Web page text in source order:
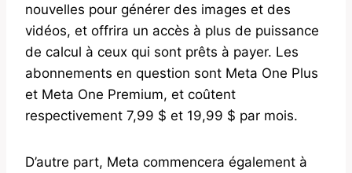
nouvelles pour générer des images et des
vidéos, et offrira un accès à plus de puissance
de calcul à ceux qui sont prêts à payer. Les
abonnements en question sont Meta One Plus
et Meta One Premium, et coûtent
respectivement 7,99 $ et 19,99 $ par mois.
D’autre part, Meta commencera également à